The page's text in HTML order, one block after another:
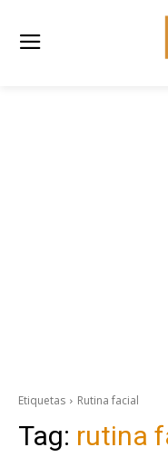
Etiquetas Rutina facial
Tag: rutina